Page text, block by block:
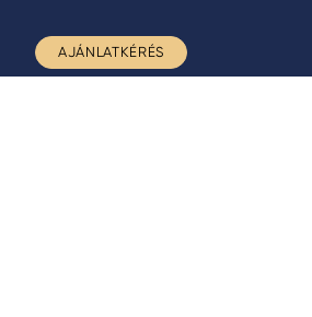
AJÁNLATKÉRÉS